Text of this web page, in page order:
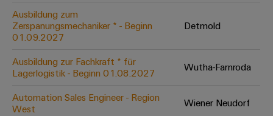
Moderne
und
digitale
für
klimafreundliche
im
PCB
Services
Equipment
Access
&
Services
Industrial
neues
Distribution
Ausbildung zum
Zerspanungsmechaniker * - Beginn
01.09.2027
Detmold
Ausbildung zur Fachkraft * für
Lagerlogistik - Beginn 01.08.2027
Wutha-Farnroda
Automation Sales Engineer - Region
West
Wiener Neudorf